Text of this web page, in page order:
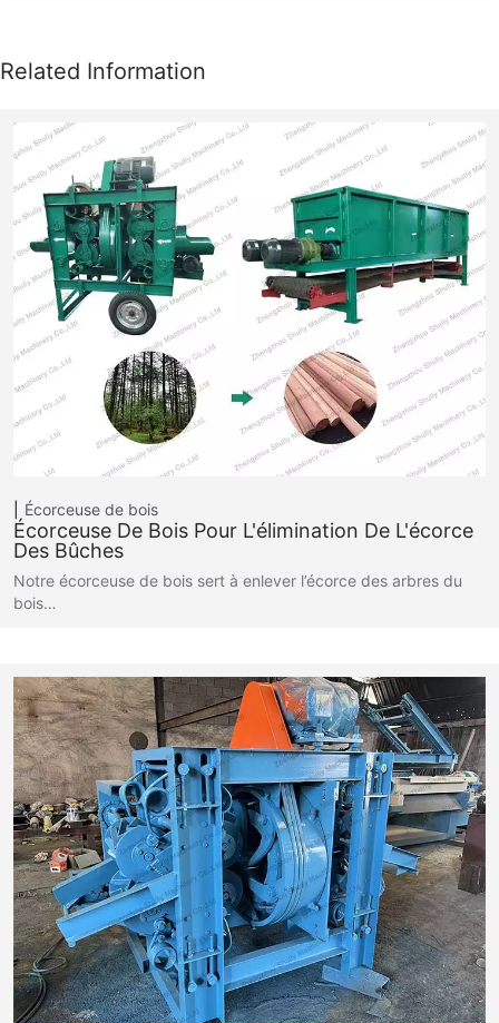
Écorceuse de bois
Écorceuse De Bois Pour L'élimination De L'écorce
Des Bûches
Notre écorceuse de bois sert à enlever l’écorce des arbres du
bois…